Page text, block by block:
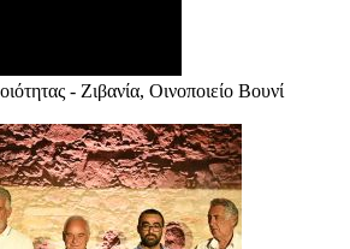
- Ζιβανία, Οινοποιείο Βουνί